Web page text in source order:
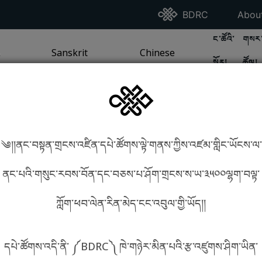
Go To BDRC
BDRC Go
/ SEA TRADITIONPAGE
GO TOSANSKRIT TRADITION
Sanskrit
GO TOCHINESE TRADITION
Chinese
GO TO
ང་ཚོའི་
སྐོར།
GO
ཚོལ།
༄།།ནང་བསྟན་གྲངས་འཛིན་དཔེ་ཚོགས་ལྟེ་གནས་ཀྱིས་འཛམ་གླིང་ཡོངས་ལ་
ནང་པའི་གསུང་རབས་བོན་དང་བཅས་པ་ཤོག་གྲངས་ས་ཡ་༣༥༠༠ལྷག་བལྟ་
ཀློག་ཕབ་ལེན་རིན་མེད་ངང་འབུལ་གྱི་ཡོད།།
དཔེ་ཚོགས་འདི་ནི་ ༼BDRC༽ ཁེ་གཉེར་མིན་པའི་རྩ་འཛུགས་ཤིག་ཡིན་
phonetics! How to find things?